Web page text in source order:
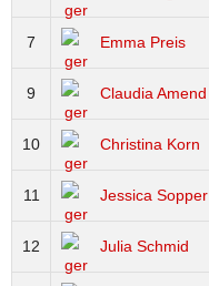
7 Emma Preis
9 Claudia Amend
10 Christina Korn
11 Jessica Sopper
12 Julia Schmid